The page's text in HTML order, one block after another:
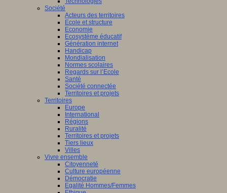
Société
Acteurs des territoires
Ecole et structure
Economie
Ecosystème éducatif
Génération internet
Handicap
Mondialisation
Normes scolaires
Regards sur l’Ecole
Santé
Société connectée
Territoires et projets
Territoires
Europe
International
Régions
Ruralité
Territoires et projets
Tiers lieux
Villes
Vivre ensemble
Citoyenneté
Culture européenne
Démocratie
Egalité Hommes/Femmes